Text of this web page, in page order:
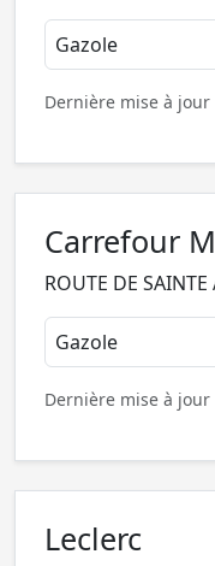
Gazole
Dernière mise à jour
Carrefour
ROUTE DE SAINTE
Gazole
Dernière mise à jour
Leclerc